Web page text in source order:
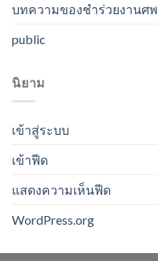
บทความของชำร่วยงานศพ
public
นิยาม
เข้าสู่ระบบ
เข้าฟีด
แสดงความเห็นฟีด
WordPress.org